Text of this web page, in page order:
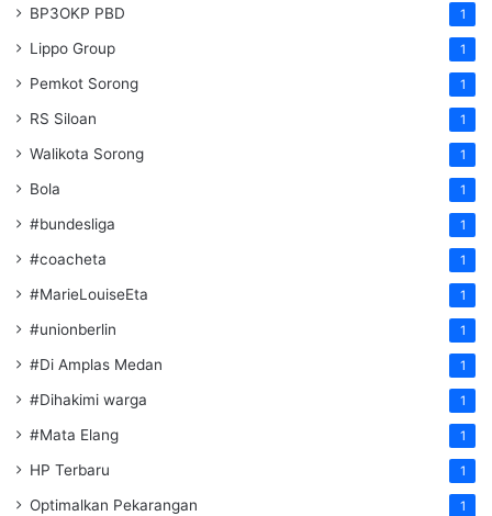
BP3OKP PBD 1
Lippo Group 1
Pemkot Sorong 1
RS Siloan 1
Walikota Sorong 1
Bola 1
#bundesliga 1
#coacheta 1
#MarieLouiseEta 1
#unionberlin 1
#Di Amplas Medan 1
#Dihakimi warga 1
#Mata Elang 1
HP Terbaru 1
Optimalkan Pekarangan 1